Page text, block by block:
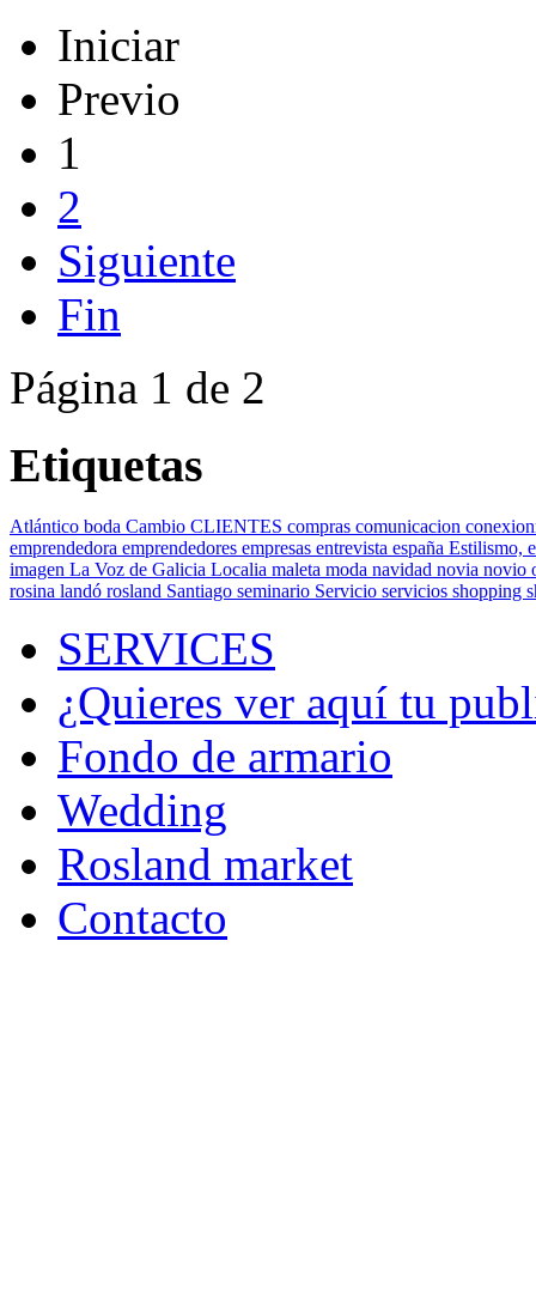
Iniciar
Previo
1
2
Siguiente
Fin
Página 1 de 2
Etiquetas
Atlántico boda Cambio CLIENTES compras comunicacion
emprendedora emprendedores empresas entrevista españa Estilismo,
imagen La Voz de Galicia Localia maleta moda navidad novia novio
rosina landó rosland Santiago seminario Servicio servicios shopping
SERVICES
¿Quieres ver aquí tu
Fondo de armario
Wedding
Rosland market
Contacto